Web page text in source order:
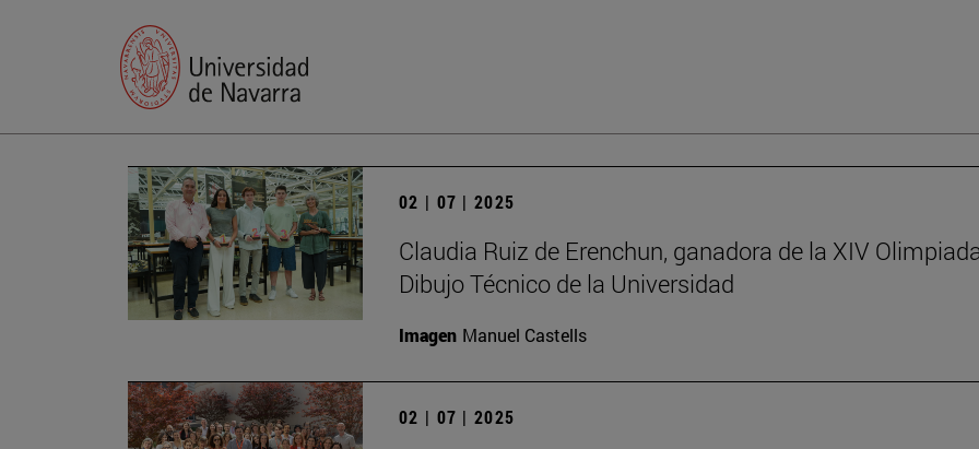
02 | 07 | 2025
Claudia Ruiz de Erenchun, ganadora de la XIV
Dibujo Técnico de la Universidad
Imagen Manuel Castells
02 | 07 | 2025